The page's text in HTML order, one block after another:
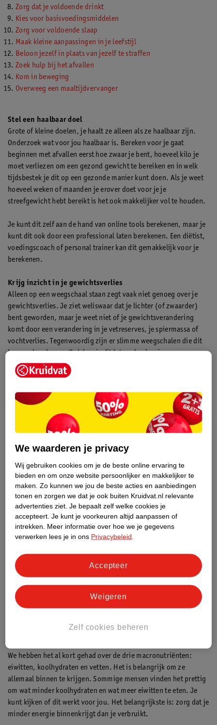
Zorg dat je voldoende drinkt
Kies voor basisvoedingsmiddelen
Zorg voor voldoende slaap
Maak kleine aanpassingen in je leefstijl
Beloon jezelf in plaats van jezelf te straffen
Zoek hulp bij het afvallen
Kom in beweging
Overweeg een maaltijdvervanger
Stel een haalbaar doel
Grote of kleine doelen, je haalt ze alleen als ze haalbaar zijn.
Onderzoek wat voor jou haalbaar is. Bereken voor je gaat
beginnen met afvallen eerst hoe zwaar je bent, hoeveel kilo je
moet verliezen om een gezond gewicht te bereiken en in welk
tijdsbestek je dit op een gezonde manier kunt doen. Als je weet
hoeveel weken of maanden je erover doet voor je je
streefgewicht hebt bereikt is het ook makkelijker vol te houden.
Je kunt dit zelf aan de hand van online tools berekenen, maar je
kunt dit ook door een professional laten berekenen. Een diëtist,
voedingscoach of personal trainer kan dit gemakkelijk voor je
berekenen.
Krijg inzicht in je gewichtsverlies
Alleen op een weegschaal staan zegt vaak niet genoeg over je
gewichtsverlies. Je ziet weliswaar dat je lichter (of zwaarder)
bent geworden, maar je weet niet of je gewichtsverandering
komt door een verandering in je vetreserves, je spiermassa of
vochtverlies. Tegenwoordig zijn er slimme weegschalen die dit
kunnen berekenen. Ook kun je dit laten checken in een
sportschool of bij een professional zoals een personal trainer of
diëtist.
Wees geduldig
Als je wilt afvallen, heb je vaak een lange adem nodig. Door
rustig af te vallen kan je lichaam wennen aan de veranderingen
die het doormaakt. Je lichaam wil namelijk altijd in balans zijn.
Door snel af te vallen raakt je lichaam uit balans en zal het uit
effect als je stopt met een intensief dieet. De aanhouder wint,
Ga niet met honger van huis
Zorg dat je gegeten hebt voor je de deur uit gaat. Of je nu naar je
vrienden gaat, een terrasje gaat pakken of boodschappen moet
halen, zorg dat je een volle buik hebt of een gezonde snack bij je
gaat bestellen of van alles in je winkelmandje stopt.
Maak ook, voor je naar de winkel gaat, een boodschappenlijstje
met alles wat je nodig hebt en wijk hier niet vanaf. Als je
inspiratie zoekt, kun je op het internet genoeg gezonde recepten
We hebben het al kort gehad over de drie macronutriënten:
eiwitten, koolhydraten en vetten. Het is belangrijk om ze
allemaal binnen te krijgen. Sommige mensen vinden het prettig
om wat minder koolhydraten en wat meer eiwitten te eten. Je
kunt kijken of dit werkt voor jou. Het belangrijkste is: zorg dat je
minder energie binnenkrijgt dan je verbruikt.
We waarderen je privacy
Wij gebruiken cookies om je de beste online ervaring te
bieden en om onze website persoonlijker en makkelijker te
maken. Zo kunnen we jou de beste acties en aanbiedingen
tonen en zorgen we dat je ook buiten Kruidvat.nl relevante
advertenties ziet. Je bepaalt zelf welke cookies je
accepteert. Je kunt je voorkeuren altijd aanpassen of
intrekken.
Meer informatie over hoe we je gegevens
verwerken lees je in ons Privacybeleid
Zelf cookies beheren
Weigeren
Accepteer